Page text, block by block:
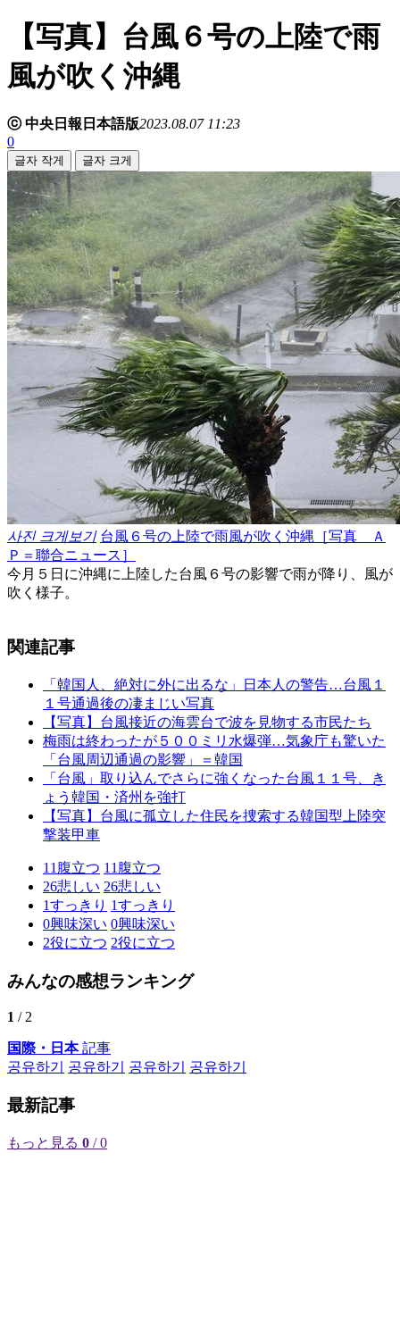
【写真】台風６号の上陸で雨
風が吹く沖縄
ⓒ 中央日報日本語版2023.08.07 11:23
0
글자 작게 글자 크게
사진 크게보기 台風６号の上陸で雨風が吹く沖縄［写真 Ａ
Ｐ＝聯合ニュース］
今月５日に沖縄に上陸した台風６号の影響で雨が降り、風が
吹く様子。
関連記事
「韓国人、絶対に外に出るな」日本人の警告…台風１
１号通過後の凄まじい写真
【写真】台風接近の海雲台で波を見物する市民たち
梅雨は終わったが５００ミリ水爆弾…気象庁も驚いた
「台風周辺通過の影響」＝韓国
「台風」取り込んでさらに強くなった台風１１号、き
ょう韓国・済州を強打
【写真】台風に孤立した住民を捜索する韓国型上陸突
撃装甲車
11 腹立つ 11 腹立つ
26悲しい 26悲しい
1すっきり 1すっきり
0興味深い 0興味深い
2役に立つ 2役に立つ
みんなの感想ランキング
1 / 2
国際・日本記事
공유하기
공유하기 공유하기 공유하기
最新記事
もっと見る 0 / 0